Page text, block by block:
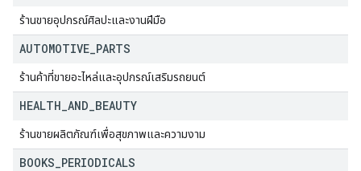
ร้านขายอุปกรณ์ศิลปะและงานฝีมือ
AUTOMOTIVE PARTS
ร้านค้าที่ขายอะไหล่และอุปกรณ์เสริมรถยนต์
HEALTH AND BEAUTY
ร้านขายผลิตภัณฑ์เพื่อสุขภาพและความงาม
BOOKS PERIODICALS